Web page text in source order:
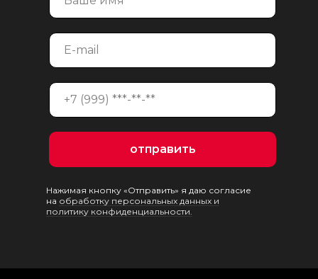
отправить
Нажимая кнопку «Отправить» я даю согласие
на обработку персональных данных и
политику конфиденциальности.